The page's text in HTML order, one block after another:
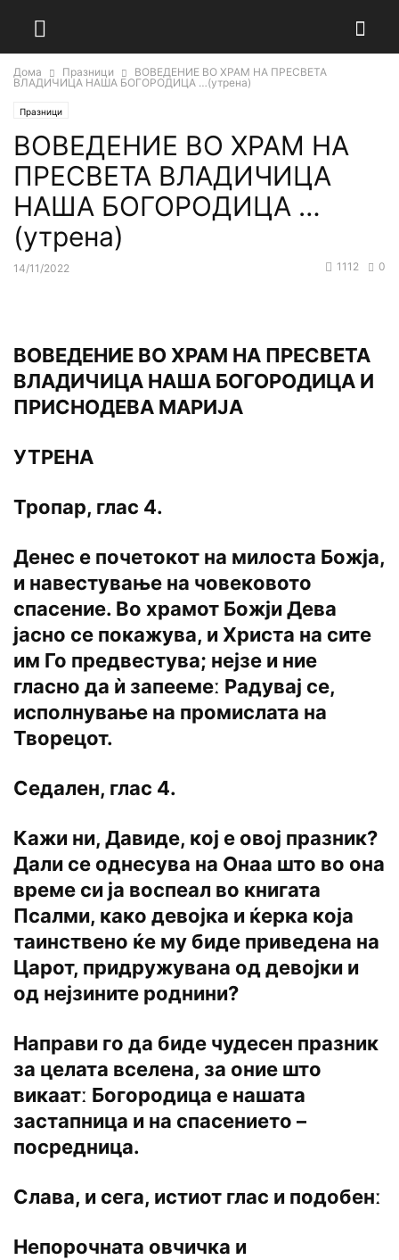
Дома Празници
ВОВЕДЕНИЕ ВО ХРАМ НА ПРЕСВЕТА
ВЛАДИЧИЦА НАША БОГОРОДИЦА …(утрена)
Празници
ВОВЕДЕНИЕ ВО ХРАМ НА
ПРЕСВЕТА ВЛАДИЧИЦА
НАША БОГОРОДИЦА …
(утрена)
14/11/2022 0
1112
ВОВЕДЕНИЕ ВО ХРАМ НА ПРЕСВЕТА
ВЛАДИЧИЦА НАША БОГОРОДИЦА И
ПРИСНОДЕВА МАРИЈА
УТРЕНА
Тропар, глас 4.
Денес е почетокот на милоста Божја,
и навестување на човековото
спасение. Во храмот Божји Дева
јасно се покажува, и Христа на сите
им Го предвестува; нејзе и ние
гласно да ѝ запеемеː Радувај се,
исполнување на промислата на
Творецот.
Седален, глас 4.
Кажи ни, Давиде, кој е овој празник?
Дали се однесува на Онаа што во она
време си ја воспеал во книгата
Псалми, како девојка и ќерка која
таинствено ќе му биде приведена на
Царот, придружувана од девојки и
од нејзините роднини?
Направи го да биде чудесен празник
за целата вселена, за оние што
викаатː Богородица е нашата
застапница и на спасението –
посредница.
Слава, и сега, истиот глас и подобенː
Непорочната овчичка и